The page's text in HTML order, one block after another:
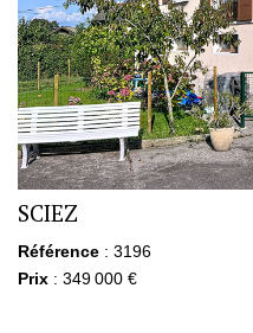
SCIEZ
Référence : 3196
Prix : 349 000 €